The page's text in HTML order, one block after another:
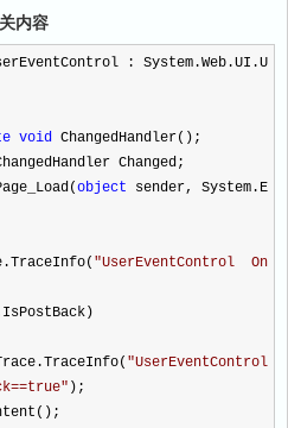
内容
: System.Web.UI.U
void ChangedHandler();
Changed;
object sender, System.E
"UserEventControl  On
Core.Trace.TraceInfo(
"UserEventControl
" );
SetContent();